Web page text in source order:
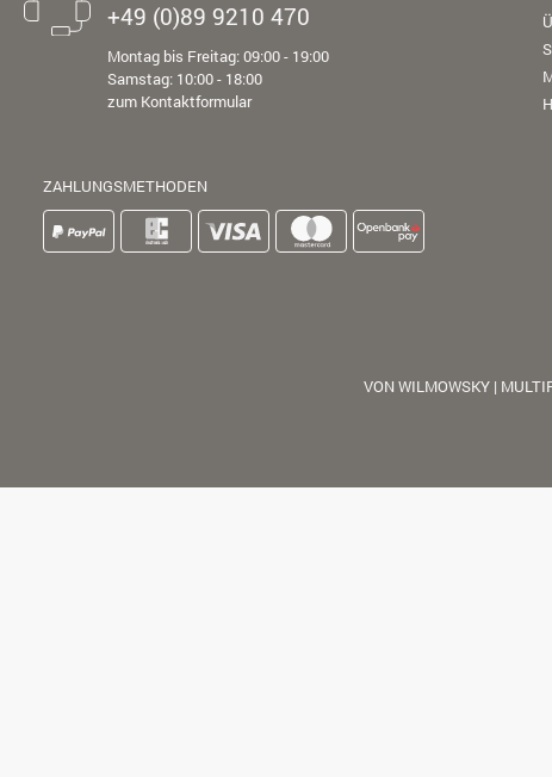
+49 (0)89 9210 470
Montag bis Freitag: 09:00 - 19:00
Samstag: 10:00 - 18:00
zum Kontaktformular
ZAHLUNGSMETHODEN
VON WILMOWSKY |